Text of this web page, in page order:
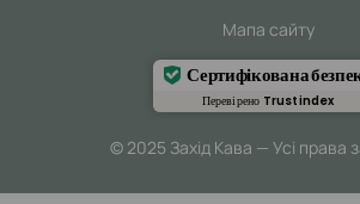
Мапа сайту
Сертифікована
Перевірено Trustindex
© 2025 Захід Кава — Усі права